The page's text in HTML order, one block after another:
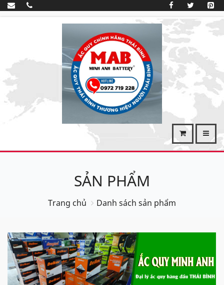
SẢN PHẨM
Trang chủ Danh sách sản phẩm